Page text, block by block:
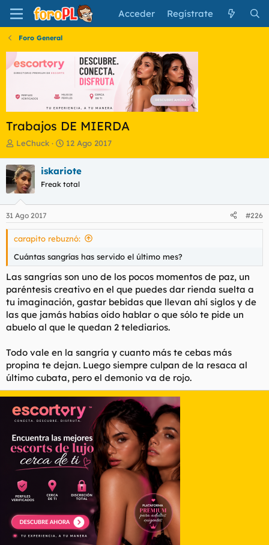
Acceder Regístrate
Foro General
Trabajos DE MIERDA
I
i
c
i
a
d
o
r
d
l
e
m
a
LeChuck
F
h
a
e
n
i
i
12 Ago 2017
iskariote
Freak total
31 Ago 2017 #226
carapito rebuznó:
Cuántas sangrías has servido el último mes?
Las sangrías son uno de los pocos momentos de paz, un
paréntesis creativo en el que puedes dar rienda suelta a
tu imaginación, gastar bebidas que llevan ahí siglos y de
las que jamás habías oído hablar o que sólo te pide un
abuelo al que le quedan 2 telediarios.
Todo vale en la sangría y cuanto más te cebas más
propina te dejan. Luego siempre culpan de la resaca al
último cubata, pero el demonio va de rojo.